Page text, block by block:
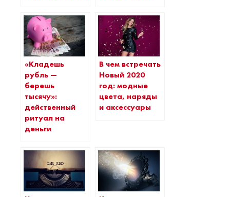
«Кладешь
рубль —
берешь
тысячу»:
действенный
ритуал на
деньги
В чем встречать
Новый 2020
год: модные
цвета, наряды
и аксессуары